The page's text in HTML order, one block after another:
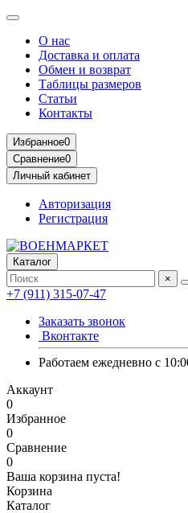
О нас
Доставка и оплата
Обмен и возврат
Таблицы размеров
Статьи
Контакты
Избранное0
Сравнение0
Личный кабинет
Авторизация
Регистрация
Каталог
×
+7 (911) 315-07-47
Заказать звонок
Вконтакте
Работаем ежедневно с
Аккаунт
0
Избранное
0
Сравнение
0
Ваша корзина пуста!
Корзина
Каталог